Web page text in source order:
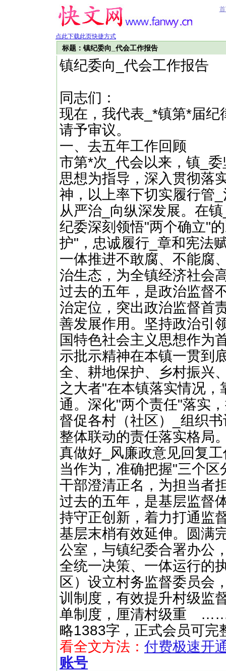
点此下载此页快捷方式
标题：镇纪委向_代会工作报告
镇纪委向_代会工作报告
同志们：
现在，我代表_*镇第*届
请予审议。
一、去五年工作回顾
市第*次_代会以来，镇_
思想为指导，深入贯彻落
神，以上率下切实履行管
从严治_向纵深发展。在
纪委深刻领悟"两个确立"
护"，忠诚履行_章和宪法
一体推进不敢腐、不能腐
治生态，为全镇经济社会
过去的五年，是政治监督
治定位，突出政治监督首
善发展作用。坚持政治引
国特色社会主义思想作为
示批示精神在本镇一贯到
全、耕地保护、乡村振兴
之大者"在本镇落实情况
通。深化"两个责任"落实
督促各村（社区）_组织
整体联动的责任落实格局
真做好_风廉政意见回复
当作为，准确把握"三个
干部澄清正名，为担当者
过去的五年，是基层监督
持守正创新，着力打通监
基层末梢有效延伸。圆满
公室，与镇纪委合署办公
全统一决策、一体运行的
区）设立村务监督委员会
训制度，有效提升村级监
单制度，厘清村级重 ……
略1383字，正式会员可
看全文方法： 付费极速开
账号